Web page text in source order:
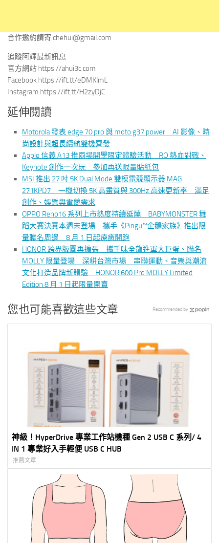
合作邀約請寄chehui@gmail.com
追蹤阿輝最新訊息
官方網站 https://ahui3c.com
Facebook https://ift.tt/eDMKlmL
Instagram https://ift.tt/H2zyDjC
延伸閱讀
Motorola 發表 edge 70 pro 與 moto g37 power AI 影像、時
尚設計與超長續航雙機齊發
Apple 信義 A13 推兩場開學限定體驗活動 RO 熱血對戰、
Keynote 創作一次玩 參加再送限量貼紙包
MSI 推出 27 吋 5K Dual Mode 雙模電競顯示器 MAG
271KPD7 一機切換 5K 高畫質與 300Hz 高速更新率 滿足
創作、娛樂與電競需求
OPPO Reno16 系列上市熱度持續延燒 BABYMONSTER 舞
蹈大賽決賽本週末登場 攜手《Pingu™企鵝家族》推出限
量聯名周邊 8 月 1 日起療癒開跑
HONOR 跨界版圖再擴張 攜手味全龍進軍大巨蛋、聯名
MOLLY 限量登場 深耕台灣市場 串聯運動、音樂與潮流
文化打造品牌新體驗 HONOR 600 Pro MOLLY Limited
Edition 8 月 1 日起限量開賣
您也可能喜歡這些文章
神級！HyperDrive 專業工作站機種 Gen 2 USB C 系列/ 4
IN 1 專業好入手輕便 USB C HUB
推薦文章
Recommended by